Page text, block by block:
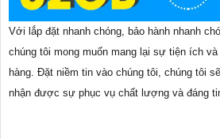
Với lắp đặt nhanh chóng, bảo hành nhanh
chúng tôi mong muốn mang lại sự tiện ích
hàng. Đặt niềm tin vào chúng tôi, chúng tôi
nhận được sự phục vụ chất lượng và đáng